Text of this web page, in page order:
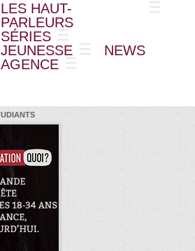
LES HAUT-
PARLEURS
SÉRIES
JEUNESSE
NEWS
AGENCE